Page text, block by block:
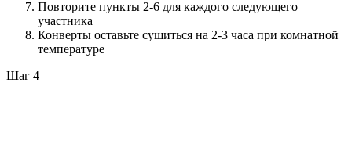
Повторите пункты 2-6 для каждого следующего
участника
Конверты оставьте сушиться на 2-3 часа при комнатной
температуре
Шаг 4